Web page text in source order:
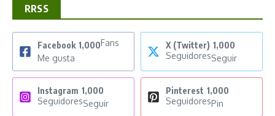
RRSS
Facebook 1,000Fans
Me gusta
X (Twitter) 1,000
SeguidoresSeguir
Instagram 1,000
SeguidoresSeguir
Pinterest 1,000
SeguidoresPin